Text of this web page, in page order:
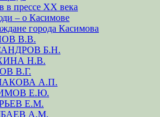
в прессе XX века
– о Касимове
города Касимова
В.В.
Б.Н.
Н.В.
В.Г.
А.П.
Е.Ю.
Е.М.
А.М.